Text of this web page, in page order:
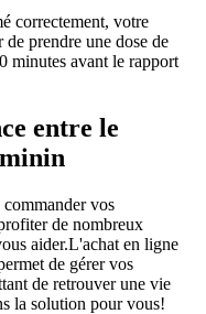
correctement, votre
prendre une dose de
minutes avant le rapport
entre le
vos
de nombreux
aider.L'achat en ligne
de gérer vos
de retrouver une vie
la solution pour vous!